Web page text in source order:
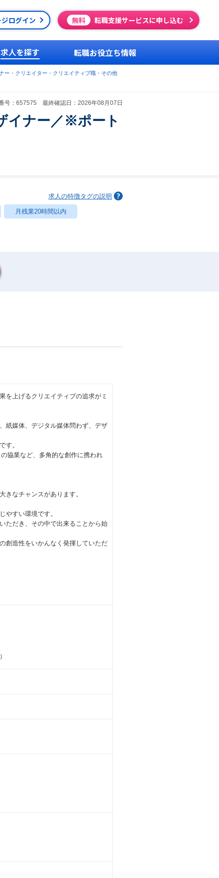
ログイン 無料 転職支援サービスに申し込む
求人を探す 転職お役立ち情報
ー・クリエイター・クリエイティブ職・その他
号：657575 最終確認日：2026年08月07日
イナー／※ポート
求人の特徴タグの説明
月残業20時間以内
を上げるクリエイティブの追求がミ
紙媒体、デジタル媒体問わず、デザ
す。
協業など、多角的な創作に携われ
きなチャンスがあります。
やすい環境です。
ただき、その中で出来ることから始
創造性をいかんなく発揮していただ